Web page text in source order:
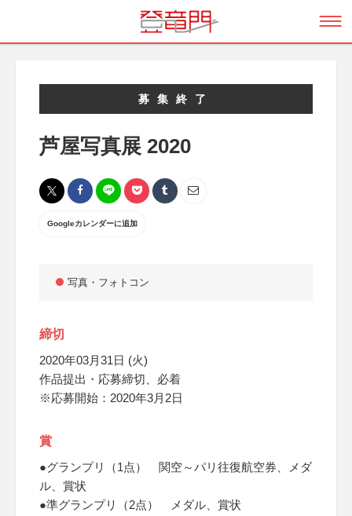
募集終了
芦屋写真展 2020
Googleカレンダーに追加
写真・フォトコン
締切
2020年03月31日 (火)
作品提出・応募締切、必着
※応募開始：2020年3月2日
賞
●グランプリ（1点） 関空～パリ往復航空券、メダ
ル、賞状
●準グランプリ（2点） メダル、賞状